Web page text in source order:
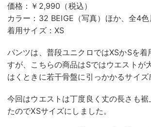
価格：￥2,990（税込）
カラー：32 BEIGE（写真）ほか、全4色
着用サイズ：XS
パンツは、普段ユニクロではXSかSを着
すが、こちらの商品はSではウエストが
はくときに若干骨盤に引っかかるサイズ
今回はウエストは丁度良く丈の長さも裾
たのでXSサイズにしました。